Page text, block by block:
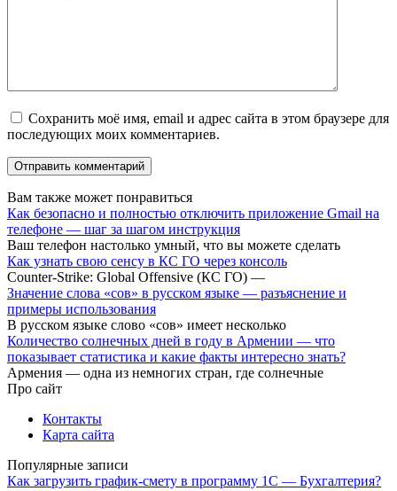
Сохранить моё имя, email и адрес сайта в этом браузере для
последующих моих комментариев.
Вам также может понравиться
Как безопасно и полностью отключить приложение Gmail на
телефоне — шаг за шагом инструкция
Ваш телефон настолько умный, что вы можете сделать
Как узнать свою сенсу в КС ГО через консоль
Counter-Strike: Global Offensive (КС ГО) —
Значение слова «сов» в русском языке — разъяснение и
примеры использования
В русском языке слово «сов» имеет несколько
Количество солнечных дней в году в Армении — что
показывает статистика и какие факты интересно знать?
Армения — одна из немногих стран, где солнечные
Про сайт
Контакты
Карта сайта
Популярные записи
Как загрузить график-смету в программу 1С — Бухгалтерия?